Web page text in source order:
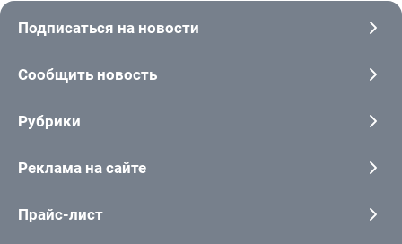
Подписаться на новости
Сообщить новость
Рубрики
Реклама на сайте
Прайс-лист